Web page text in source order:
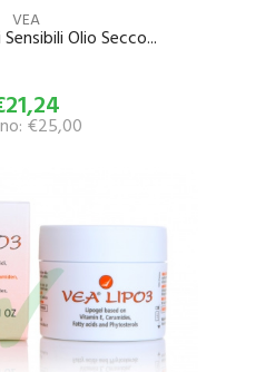
VEA
Olio Secco...
€25,00